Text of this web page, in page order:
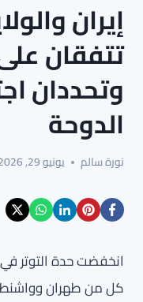
إيران
تتفقان
وتحددان
الدوحة
نورة سالم يونيو 29, 2026
انخفضت حدة التوتر
كل من طهران